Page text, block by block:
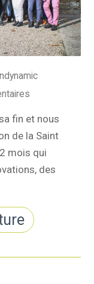
fin et nous
de la Saint
mois qui
des